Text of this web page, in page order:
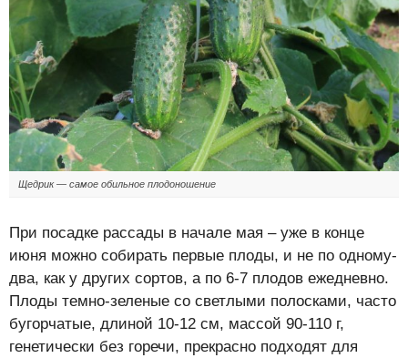
Щедрик — самое обильное плодоношение
При посадке рассады в начале мая – уже в конце
июня можно собирать первые плоды, и не по одному-
два, как у других сортов, а по 6-7 плодов ежедневно.
Плоды темно-зеленые со светлыми полосками, часто
бугорчатые, длиной 10-12 см, массой 90-110 г,
генетически без горечи, прекрасно подходят для